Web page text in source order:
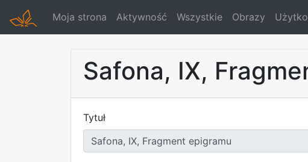
Moja strona Aktywność Wszystkie Obrazy
Safona, IX,
Tytuł